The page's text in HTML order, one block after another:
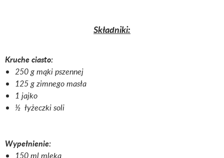
Składniki:
Kruche ciasto:
250 g mąki pszennej
125 g zimnego masła
1 jajko
½ łyżeczki soli
Wypełnienie:
150 ml mleka